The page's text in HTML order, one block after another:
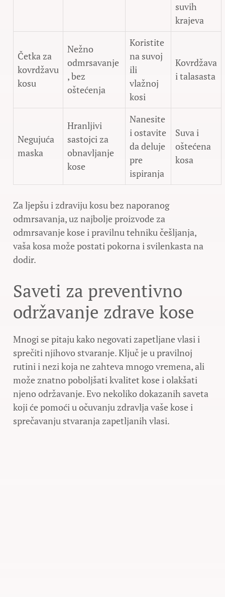
suvih
krajeva
Četka za
kovrdžavu
kosu
Nežno
odmrsavanje
, bez
oštećenja
Koristite
na suvoj
ili
vlažnoj
kosi
Kovrdžava
i talasasta
Negujuća
maska
Hranljivi
sastojci za
obnavljanje
kose
Nanesite
i ostavite
da deluje
pre
ispiranja
Suva i
oštećena
kosa
Za ljepšu i zdraviju kosu bez naporanog
odmrsavanja, uz najbolje proizvode za
odmrsavanje kose i pravilnu tehniku češljanja,
vaša kosa može postati pokorna i svilenkasta na
dodir.
Saveti za preventivno
održavanje zdrave kose
Mnogi se pitaju kako negovati zapetljane vlasi i
sprečiti njihovo stvaranje. Ključ je u pravilnoj
rutini i nezi koja ne zahteva mnogo vremena, ali
može znatno poboljšati kvalitet kose i olakšati
njeno održavanje. Evo nekoliko dokazanih saveta
koji će pomoći u očuvanju zdravlja vaše kose i
sprečavanju stvaranja zapetljanih vlasi.